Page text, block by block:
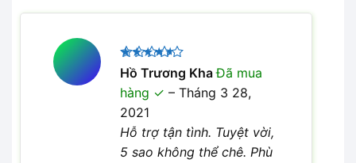
Được
xếp hạng
45 sao
Hồ Trương KhaĐã mua
hàng
– Tháng 3 28,
2021
Hỗ trợ tận tình. Tuyệt vời,
5 sao không thể chê. Phù